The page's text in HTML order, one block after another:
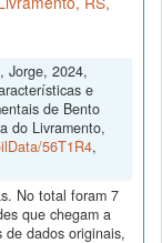
Jorge, 2024,
e
de Bento
do Livramento,
56T1R4,
No total foram 7
que chegam a
dados originais,